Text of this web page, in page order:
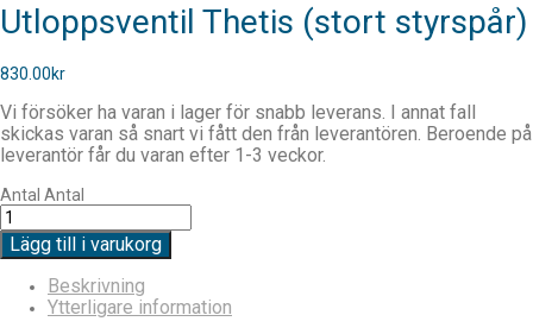
Utloppsventil Thetis (stort styrspår)
830.00kr
Vi försöker ha varan i lager för snabb leverans. I annat fall
skickas varan så snart vi fått den från leverantören. Beroende på
leverantör får du varan efter 1-3 veckor.
Antal Antal
Lägg till i varukorg
Beskrivning
Ytterligare information